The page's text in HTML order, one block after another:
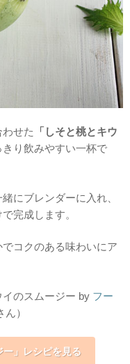
せた
「しそと桃とキウ
り飲みやすい一杯で
にブレンダーに入れ、
完成します。
コクのある味わいにア
のスムージー by フー
ん）
ー」レシピを見る